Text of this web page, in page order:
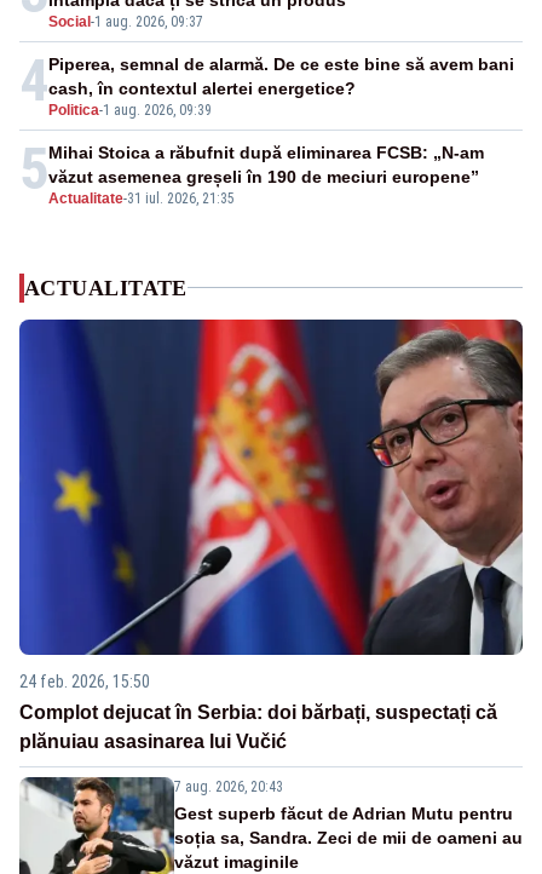
Social-1 aug. 2026, 09:37
4Politica-1 aug. 2026, 09:39
Piperea, semnal de alarmă. De ce este bine să avem bani
cash, în contextul alertei energetice?
5Actualitate-31 iul. 2026, 21:35
Mihai Stoica a răbufnit după eliminarea FCSB: „N-am
văzut asemenea greșeli în 190 de meciuri europene”
ACTUALITATE
24 feb. 2026, 15:50
Complot dejucat în Serbia: doi bărbați, suspectați că
plănuiau asasinarea lui Vučić
7 aug. 2026, 20:43
Gest superb făcut de Adrian Mutu pentru
soția sa, Sandra. Zeci de mii de oameni au
văzut imaginile